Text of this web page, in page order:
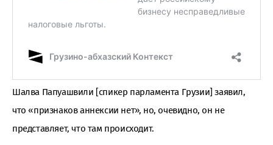
Шалва Папуашвили [спикер парламента Грузии] заявил,
что «признаков аннексии нет», но, очевидно, он не
представляет, что там происходит.